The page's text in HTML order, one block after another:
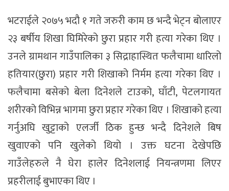
भटराईले २०७५ भदौ १ गते जरुरी काम छ भन्दै भेट्न बोलाएर
२३ बर्षीय शिखा घिमिरेको छुरा प्रहार गरी हत्या गरेका थिए ।
उनले ग्रामथान गाउँपालिका ३ सिद्राहास्थित फलैचामा धारिलो
हतियार(छुरा) प्रहार गरी शिखाको निर्मम हत्या गरेका थिए ।
फलैचामा बसेको बेला दिनेशले टाउको, घाँटी, पेटलगायत
शरीरको विभिन्न भागमा छुरा प्रहार गरेका थिए । शिखाको हत्या
गर्नुअघि खुट्टाको एलर्जी ठिक हुन्छ भन्दै दिनेशले बिष
खुवाएको पनि खुलेको थियो । उक्त घटना देखेपछि
गाउँलेहरुले नै घेरा हालेर दिनेशलाई नियन्त्रणमा लिएर
प्रहरीलाई बुभाएका थिए ।